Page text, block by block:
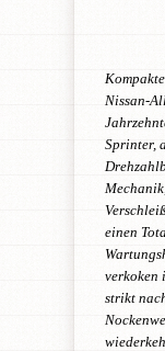
Nissan-
Sprinter,
einen
verkoken
strikt